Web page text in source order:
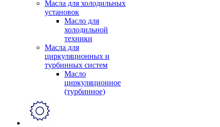
Масла для холодильных
установок
Масло для
холодильной
техники
Масла для
циркуляционных и
турбинных систем
Масло
циркуляционное
(турбинное)